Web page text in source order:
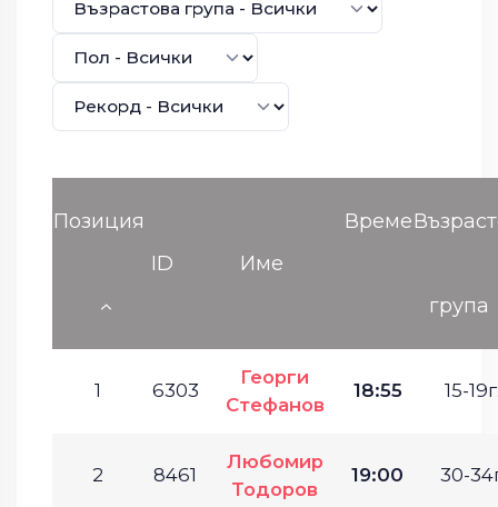
Позиция
ID
Име
Време
група
1 6303
Георги
Стефанов
18:55 15-
2 8461
Любомир
Тодоров
19:00 30-